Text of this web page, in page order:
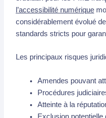
l’accessibilité numérique
considérablement évolué
standards stricts pour
Les principaux risques
Amendes pouvant
Procédures
Atteinte à la
Exclusion